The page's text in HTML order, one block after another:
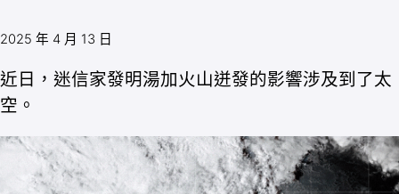
2025 年 4 月 13 日
近日，迷信家發明湯加火山迸發的影響涉及到了太
空。